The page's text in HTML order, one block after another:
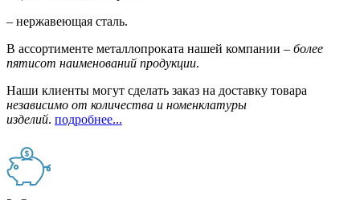
– нержавеющая сталь.
В ассортименте металлопроката нашей компании – более
пятисот наименований продукции.
Наши клиенты могут сделать заказ на доставку товара
независимо от количества и номенклатуры
изделий. подробнее...